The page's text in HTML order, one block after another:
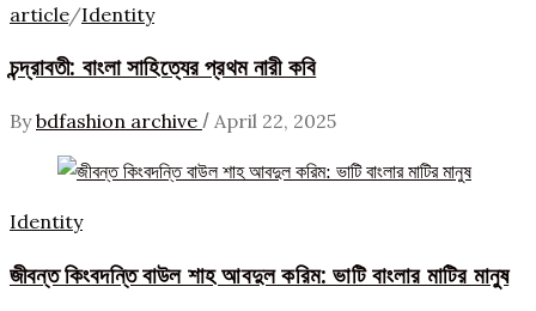
article/Identity
চন্দ্রাবতী: বাংলা সাহিত্যের প্রথম নারী কবি
By bdfashion archive / April 22, 2025
Identity
জীবন্ত কিংবদন্তি বাউল শাহ আবদুল করিম: ভাটি বাংলার মাটির মানুষ